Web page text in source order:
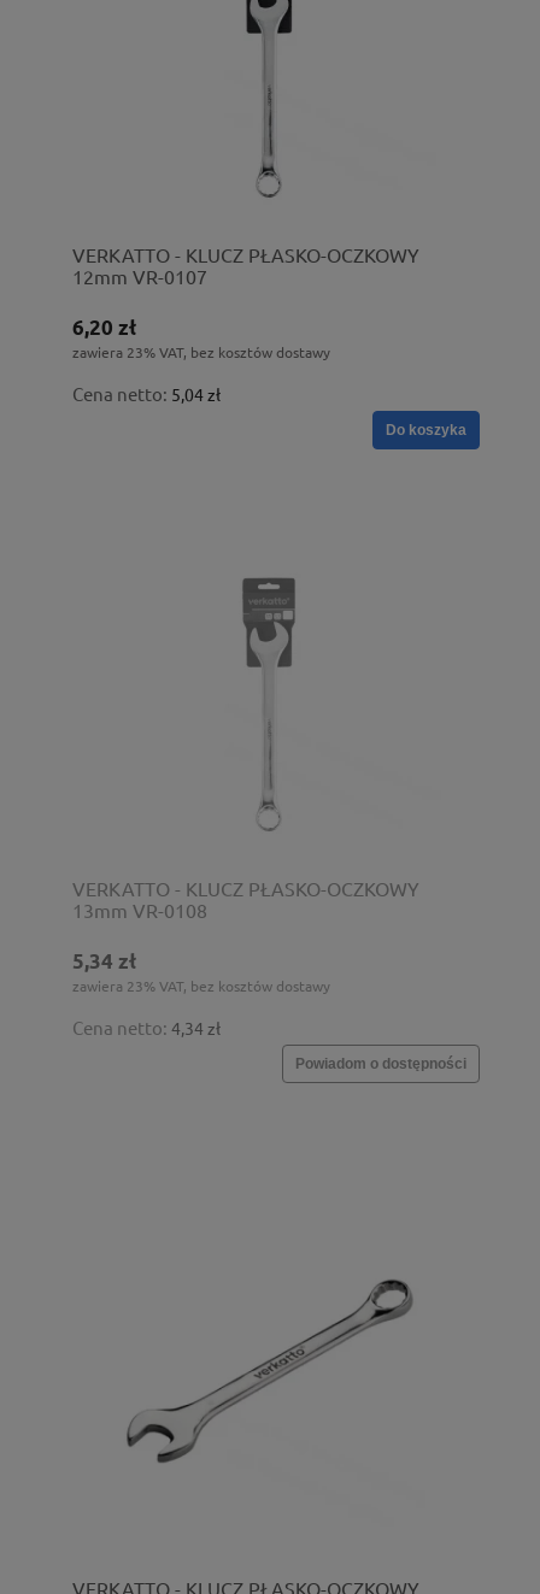
VERKATTO - KLUCZ PŁASKO-OCZKOWY
12mm VR-0107
6,20 zł
zawiera 23% VAT, bez kosztów dostawy
Cena netto: 5,04 zł
Do koszyka
VERKATTO - KLUCZ PŁASKO-OCZKOWY
13mm VR-0108
5,34 zł
zawiera 23% VAT, bez kosztów dostawy
Cena netto: 4,34 zł
Powiadom o dostępności
VERKATTO - KLUCZ PŁASKO-OCZKOWY